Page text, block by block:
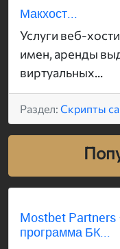
Макхост...
Услуги веб-
имен, аренды
виртуальных...
Раздел: Скрипты
Mostbet
программа БК...